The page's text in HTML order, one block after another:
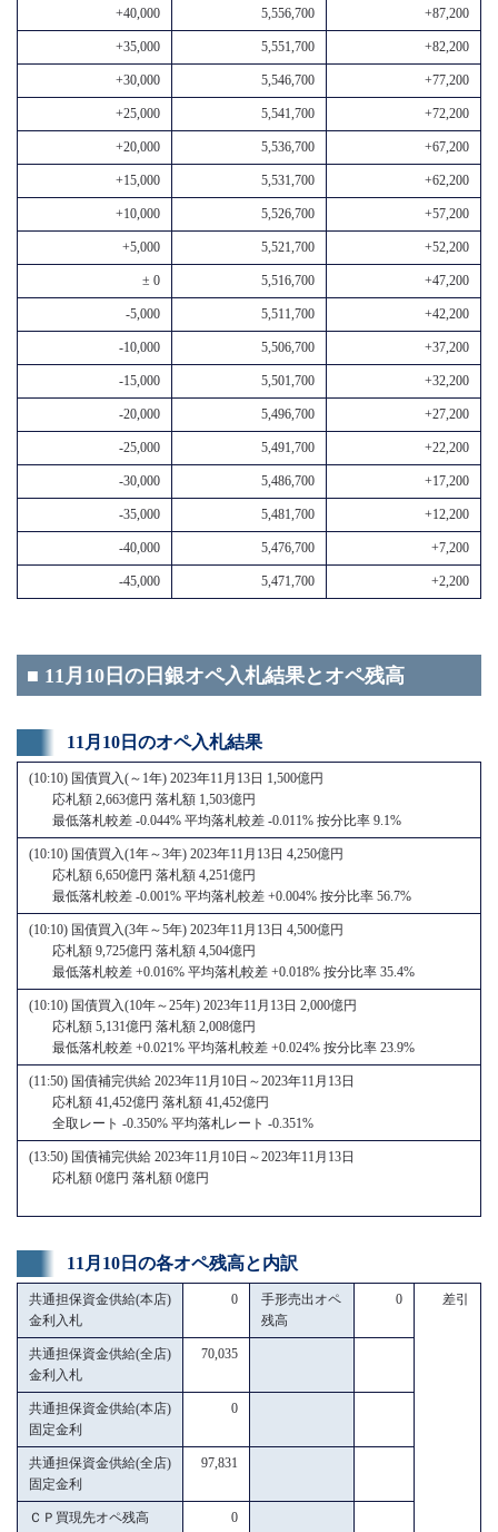
+40,000 5,556,700 +87,200
+35,000 5,551,700 +82,200
+30,000 5,546,700 +77,200
+25,000 5,541,700 +72,200
+20,000 5,536,700 +67,200
+15,000 5,531,700 +62,200
+10,000 5,526,700 +57,200
+5,000 5,521,700 +52,200
± 0 5,516,700 +47,200
-5,000 5,511,700 +42,200
-10,000 5,506,700 +37,200
-15,000 5,501,700 +32,200
-20,000 5,496,700 +27,200
-25,000 5,491,700 +22,200
-30,000 5,486,700 +17,200
-35,000 5,481,700 +12,200
-40,000 5,476,700 +7,200
-45,000 5,471,700 +2,200
■ 11月10日の日銀オペ入札結果とオペ残高
11月10日のオペ入札結果
(10:10) 国債買入(～1年) 2023年11月13日 1,500億円
応札額 2,663億円 落札額 1,503億円
最低落札較差 -0.044% 平均落札較差 -0.011% 按分比率 9.1%
(10:10) 国債買入(1年～3年) 2023年11月13日 4,250億円
応札額 6,650億円 落札額 4,251億円
最低落札較差 -0.001% 平均落札較差 +0.004% 按分比率 56.7%
(10:10) 国債買入(3年～5年) 2023年11月13日 4,500億円
応札額 9,725億円 落札額 4,504億円
最低落札較差 +0.016% 平均落札較差 +0.018% 按分比率 35.4%
(10:10) 国債買入(10年～25年) 2023年11月13日 2,000億円
応札額 5,131億円 落札額 2,008億円
最低落札較差 +0.021% 平均落札較差 +0.024% 按分比率 23.9%
(11:50) 国債補完供給 2023年11月10日～2023年11月13日
応札額 41,452億円 落札額 41,452億円
全取レート -0.350% 平均落札レート -0.351%
(13:50) 国債補完供給 2023年11月10日～2023年11月13日
応札額 0億円 落札額 0億円
11月10日の各オペ残高と内訳
共通担保資金供給(本店)
金利入札
0
手形売出オペ
残高
0 差引
共通担保資金供給(全店)
金利入札
70,035
共通担保資金供給(本店)
固定金利
0
共通担保資金供給(全店)
固定金利
97,831
ＣＰ買現先オペ残高 0